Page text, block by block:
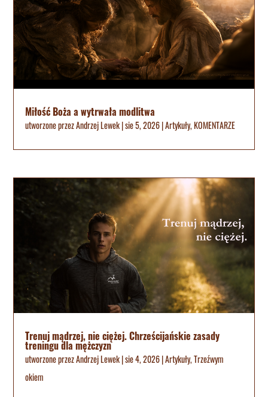
Miłość Boża a wytrwała modlitwa
utworzone przezAndrzej Lewek|sie 5, 2026|Artykuły,KOMENTARZE
Trenuj mądrzej, nie ciężej. Chrześcijańskie zasady
treningu dla mężczyzn
utworzone przezAndrzej Lewek|sie 4, 2026|Artykuły,Trzeźwym
okiem